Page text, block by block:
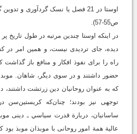
ص55-57).
در اینکه اوستا چندین مرتبه در طول تاریخ
دیده، جای تردیدی نیست، و همین امر در
راه را برای نفوذ افکار و منافع باز
حضور داشتند و در سوی دیگر، شاهان.
که به عنوان روحانیان دین زرتشت
توجهی نیز بودند؛ چنان‌که کريستین‌سن
ساسانیان، دربارة قدرت سیاسي ـ دینی
عالیة همة امور روحانی با موبذان موبذ